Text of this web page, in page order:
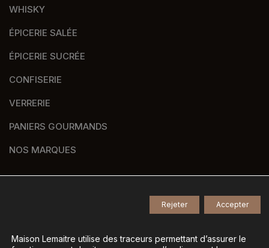
WHISKY
ÉPICERIE SALÉE
ÉPICERIE SUCRÉE
CONFISERIE
VERRERIE
PANIERS GOURMANDS
NOS MARQUES
Tous droits réservés -
Mentions légales-
Maison Lemaitre utilise des traceurs permettant d’assurer le
Accepter
Rejeter